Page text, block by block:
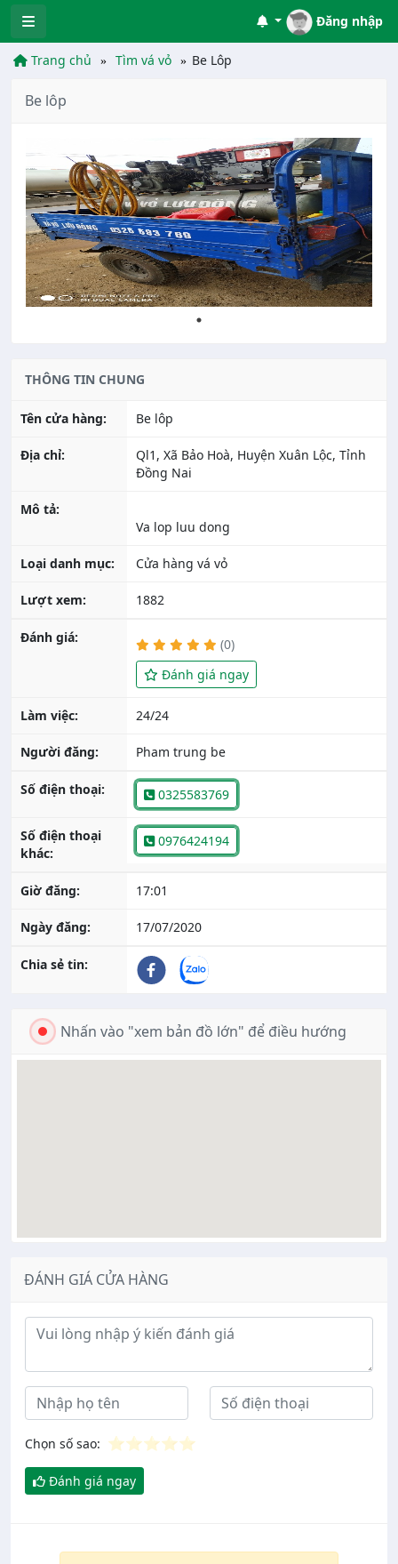
Đăng nhập
Trang chủ Tìm vá vỏ Be Lôp
Be lôp
THÔNG TIN CHUNG
Tên cửa hàng: Be lôp
Địa chỉ:
Ql1, Xã Bảo Hoà, Huyện Xuân Lộc, Tỉnh
Đồng Nai
Mô tả:
Loại danh mục: Cửa hàng vá vỏ
Lượt xem: 1882
Đánh giá:
(0)
Đánh giá ngay
Làm việc: 24/24
Người đăng: Pham trung be
Số điện thoại: 0325583769
Số điện thoại
khác:
0976424194
Giờ đăng: 17:01
Ngày đăng: 17/07/2020
Chia sẻ tin:
Nhấn vào "xem bản đồ lớn" để điều hướng
ĐÁNH GIÁ CỬA HÀNG
Ý kiến đánh giá
Chọn số sao: ⭐⭐⭐⭐⭐
Đánh giá ngay